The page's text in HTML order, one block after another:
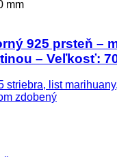
925 prsteň –
– Veľkosť:
striebra, list
zdobený